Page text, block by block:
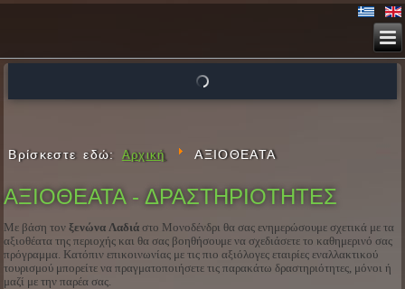
Βρίσκεστε εδώ: Αρχική ΑΞΙΟΘΕΑΤΑ
ΑΞΙΟΘΕΑΤΑ - ΔΡΑΣΤΗΡΙΟΤΗΤΕΣ
Με βάση τονξενώνα Λαδιά στο Μονοδένδρι θα σας ενημερώσουμε σχετικά με τα
αξιοθέατα της περιοχής και θα σας βοηθήσουμε να σχεδιάσετε το καθημερινό σας
πρόγραμμα. Κατόπιν επικοινωνίας με τις πιο αξιόλογες εταιρίες εναλλακτικού
τουρισμού μπορείτε να πραγματοποιήσετε τις παρακάτω δραστηριότητες, μόνοι ή
μαζί με την παρέα σας.